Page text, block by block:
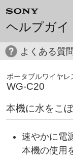
ヘルプガイ
よくある質
ポータブルワイヤレ
WG-C20
本機に水をこ
速やかに電
本機の使用